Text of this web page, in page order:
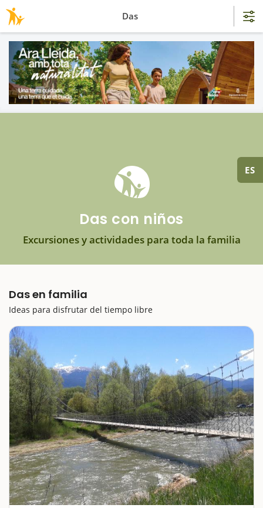
ES
Das con niños
Excursiones y actividades para toda la familia
Das en familia
Ideas para disfrutar del tiempo libre
Das